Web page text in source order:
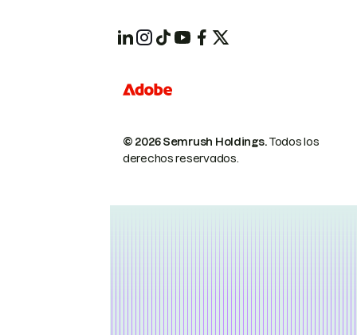
© 2026 Semrush Holdings.Todos los
derechos reservados.